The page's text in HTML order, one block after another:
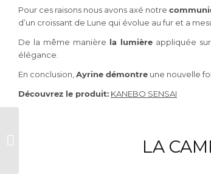
Pour ces raisons nous avons axé notre
d’un croissant de Lune qui évolue au fur et a
De la même manière la lumièreappliquée
élégance.
En conclusion, Ayrine démontre une nouvelle
Découvrez le produit: KANEBO SENSAI
LA